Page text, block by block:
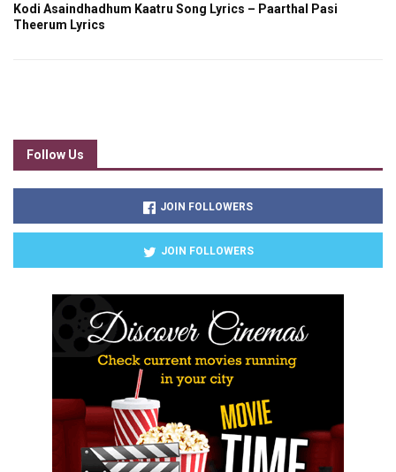
Kodi Asaindhadhum Kaatru Song Lyrics – Paarthal Pasi
Theerum Lyrics
Follow Us
JOIN FOLLOWERS
JOIN FOLLOWERS